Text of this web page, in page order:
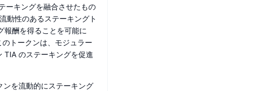
ーキングを融合させたもの
動性のあるステーキングト
報酬を得ることを可能に
トークンは、モジュラー
TIA のステーキングを促進
を流動的にステーキング